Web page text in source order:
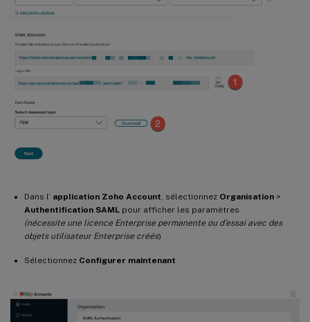
Dans l’ application Zoho Account, sélectionnez Organisation >
Authentification SAML pour afficher les paramètres
(nécessite une licence Enterprise permanente ou d’essai avec des
objets utilisateur Enterprise créés)
Sélectionnez Configurer maintenant